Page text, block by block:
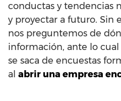
conductas y tendencias
y proyectar a futuro. Sin
nos preguntemos de
información, ante lo
se saca de encuestas
al abrir una empresa